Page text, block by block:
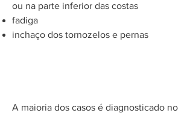
ou na parte inferior das costas
fadiga
inchaço dos tornozelos e pernas
A maioria dos casos é diagnosticado no